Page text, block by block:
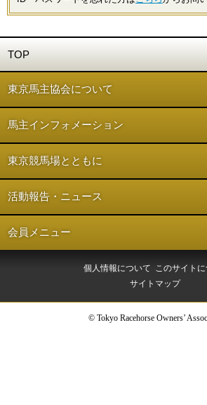
TOP
東京馬主協会について
馬主インフォメーション
東京競馬場とともに
活動報告・ニュース
会員メニュー
個人情報について このサイト
サイトマップ
© Tokyo Racehorse Owners’